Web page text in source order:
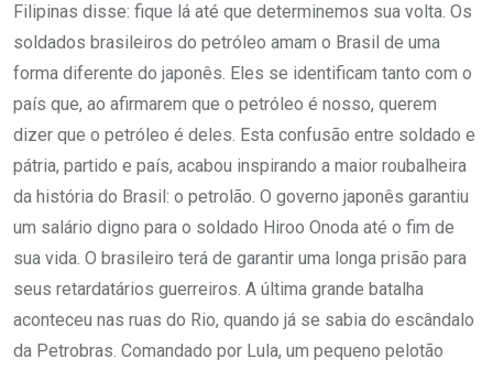
Filipinas disse: fique lá até que determinemos sua volta. Os
soldados brasileiros do petróleo amam o Brasil de uma
forma diferente do japonês. Eles se identificam tanto com o
país que, ao afirmarem que o petróleo é nosso, querem
dizer que o petróleo é deles. Esta confusão entre soldado e
pátria, partido e país, acabou inspirando a maior roubalheira
da história do Brasil: o petrolão. O governo japonês garantiu
um salário digno para o soldado Hiroo Onoda até o fim de
sua vida. O brasileiro terá de garantir uma longa prisão para
seus retardatários guerreiros. A última grande batalha
aconteceu nas ruas do Rio, quando já se sabia do escândalo
da Petrobras. Comandado por Lula, um pequeno pelotão